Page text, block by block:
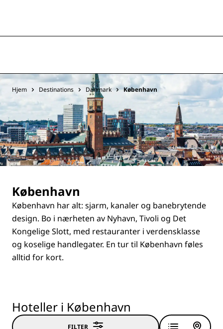
Hjem Destinations Danmark København
København
København har alt: sjarm, kanaler og banebrytende
design. Bo i nærheten av Nyhavn, Tivoli og Det
Kongelige Slott, med restauranter i verdensklasse
og koselige handlegater. En tur til København føles
alltid for kort.
Hoteller i København
FILTER